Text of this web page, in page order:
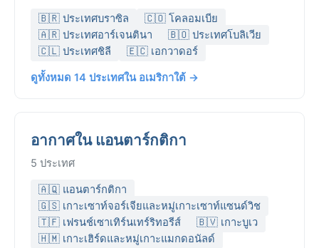
🇧🇷 ประเทศบราซิล
🇨🇴 โคลอมเบีย
🇦🇷 ประเทศอาร์เจนตินา
🇧🇴 ประเทศโบลิเวีย
🇨🇱 ประเทศชิลี
🇪🇨 เอกวาดอร์
ดูทั้งหมด 14 ประเทศใน อเมริกาใต้ →
อากาศใน แอนตาร์กติกา
5 ประเทศ
🇦🇶 แอนตาร์กติกา
🇬🇸 เกาะเซาท์จอร์เจียและหมู่เกาะเซาท์แซนด์วิช
🇹🇫 เฟรนช์เซาเทิร์นเทร์ริทอรีส์
🇧🇻 เกาะบูเว
🇭🇲 เกาะเฮิร์ดและหมู่เกาะแมกดอนัลด์